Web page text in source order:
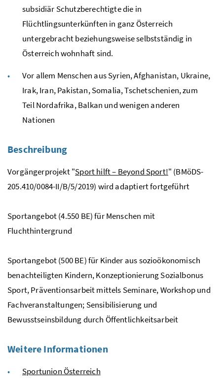
subsidiär Schutzberechtigte die in
Flüchtlingsunterkünften in ganz Österreich
untergebracht beziehungsweise selbstständig in
Österreich wohnhaft sind.
Vor allem Menschen aus Syrien, Afghanistan, Ukraine,
Irak, Iran, Pakistan, Somalia, Tschetschenien, zum
Teil Nordafrika, Balkan und wenigen anderen
Nationen
Beschreibung
Vorgängerprojekt "Sport hilft – Beyond Sport!" (BMöDS-
205.410/0084-II/B/5/2019) wird adaptiert fortgeführt
Sportangebot (4.550 BE) für Menschen mit
Fluchthintergrund
Sportangebot (500 BE) für Kinder aus sozioökonomisch
benachteiligten Kindern, Konzeptionierung Sozialbonus
Sport, Präventionsarbeit mittels Seminare, Workshop und
Fachveranstaltungen; Sensibilisierung und
Bewusstseinsbildung durch Öffentlichkeitsarbeit
Weitere Informationen
Sportunion Österreich